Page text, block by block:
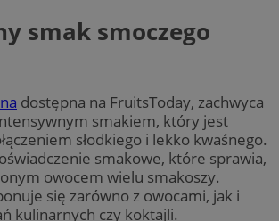
smak smoczego
dostępna na FruitsToday, zachwyca
smakiem, który jest
słodkiego i lekko kwaśnego.
smakowe, które sprawia,
owocem wielu smakoszy.
się zarówno z owocami, jak i
kulinarnych czy koktajli.